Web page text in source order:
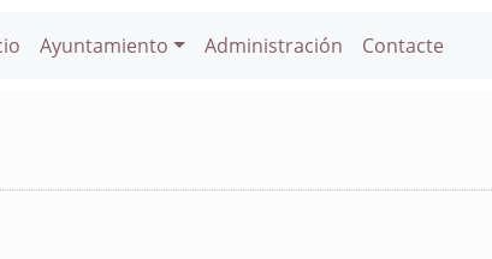
Ayuntamiento Administración Contacte